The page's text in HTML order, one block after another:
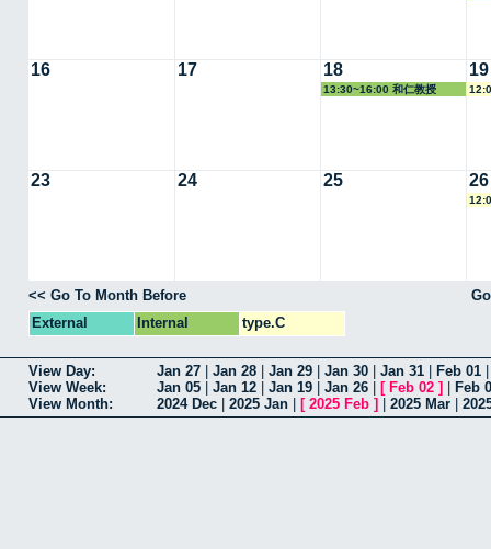
16 17 18
13:30~16:00 和仁教授
19
23 24 25 26
<< Go To Month Before
External
Internal type.C
View Day: Jan 27 Jan 28 Jan 29 Jan 30 Jan 31 Feb 01
View Week:
Jan 05 Jan 12 Jan 19 Jan 26 [ Feb 02 ]
Feb
View Month:
2024 Dec 2025 Jan [ 2025 Feb ] 2025 Mar